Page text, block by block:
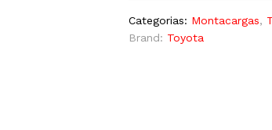
Categorias: Montacargas,
Brand: Toyota